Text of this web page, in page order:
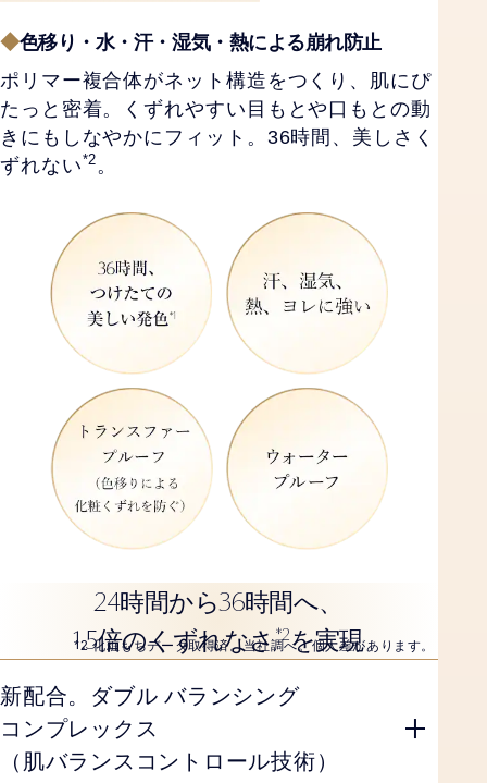
◆色移り・水・汗・湿気・熱による崩れ防止
ポリマー複合体がネット構造をつくり、肌にぴ
たっと密着。
くずれやすい目もとや口もとの動
きにもしなやかにフィット。36時間、美しさく
ずれない*2 。
24時間から36時間へ、
1.5倍のくずれなさ*2を実現
*2 化粧もちデータ取得済。当社調べ。個人差があります。
新配合。ダブル バランシング
コンプレックス
（肌バランスコントロール技術）